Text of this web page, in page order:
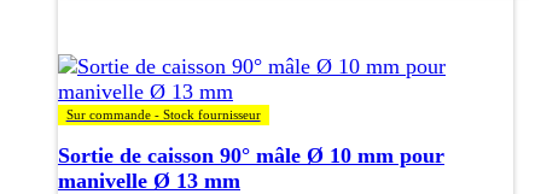
Sur commande - Stock fournisseur
Sortie de caisson 90° mâle Ø 10 mm pour
manivelle Ø 13 mm